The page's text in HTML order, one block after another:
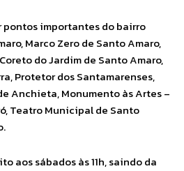
pontos importantes do bairro
Marco Zero de Santo Amaro,
do Jardim de Santo Amaro,
Protetor dos Santamarenses,
Anchieta, Monumento às Artes –
Teatro Municipal de Santo
aos sábados às 11h, saindo da